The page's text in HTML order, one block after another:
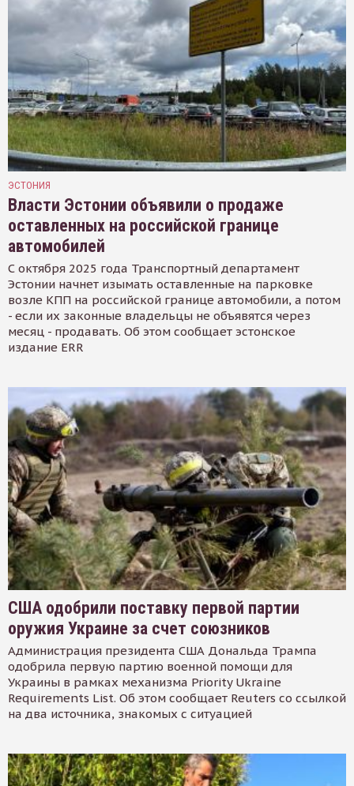
ЭСТОНИЯ
Власти Эстонии объявили о продаже
оставленных на российской границе
автомобилей
С октября 2025 года Транспортный департамент
Эстонии начнет изымать оставленные на парковке
возле КПП на российской границе автомобили, а потом
- если их законные владельцы не объявятся через
месяц - продавать. Об этом сообщает эстонское
издание ERR
США одобрили поставку первой партии
оружия Украине за счет союзников
Администрация президента США Дональда Трампа
одобрила первую партию военной помощи для
Украины в рамках механизма Priority Ukraine
Requirements List. Об этом сообщает Reuters со ссылкой
на два источника, знакомых с ситуацией